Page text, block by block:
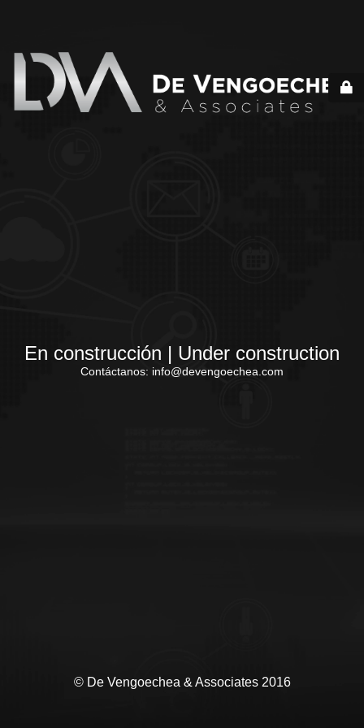
En construcción | Under construction
Contáctanos: info@devengoechea.com
© De Vengoechea & Associates 2016